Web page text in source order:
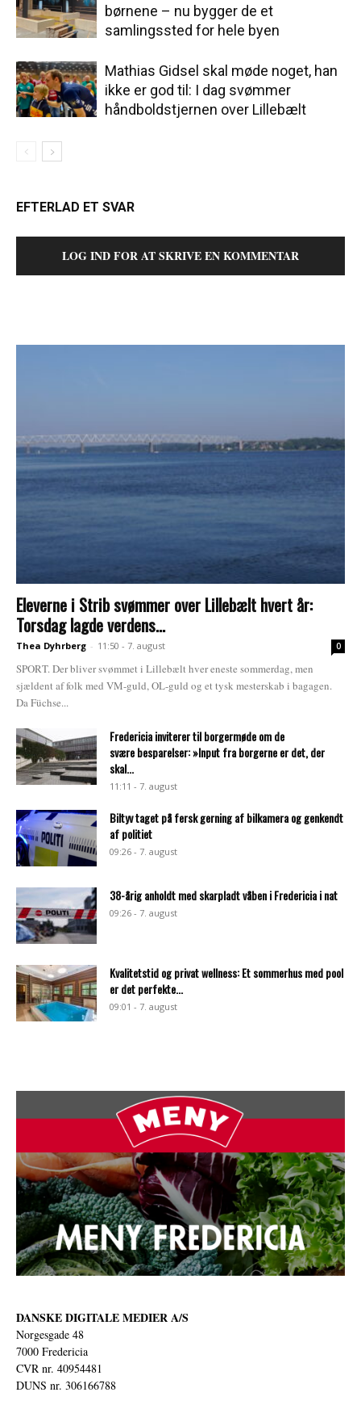
børnene – nu bygger de et
samlingssted for hele byen
Mathias Gidsel skal møde noget, han
ikke er god til: I dag svømmer
håndboldstjernen over Lillebælt
EFTERLAD ET SVAR
LOG IND FOR AT SKRIVE EN KOMMENTAR
Eleverne i Strib svømmer over Lillebælt hvert år:
Torsdag lagde verdens...
Thea Dyhrberg - 11:50 - 7. august 0
SPORT. Der bliver svømmet i Lillebælt hver eneste sommerdag, men
sjældent af folk med VM-guld, OL-guld og et tysk mesterskab i bagagen.
Da Füchse...
Fredericia inviterer til borgermøde om de
svære besparelser: »Input fra borgerne er det, der
skal...
11:11 - 7. august
Biltyv taget på fersk gerning af bilkamera og genkendt
af politiet
09:26 - 7. august
38-årig anholdt med skarpladt våben i Fredericia i nat
09:26 - 7. august
Kvalitetstid og privat wellness: Et sommerhus med pool
er det perfekte...
09:01 - 7. august
DANSKE DIGITALE MEDIER A/S
Norgesgade 48
7000 Fredericia
CVR nr. 40954481
DUNS nr. 306166788